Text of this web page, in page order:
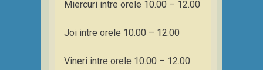
Miercuri intre orele 10.00 – 12.00
Joi intre orele 10.00 – 12.00
Vineri intre orele 10.00 – 12.00